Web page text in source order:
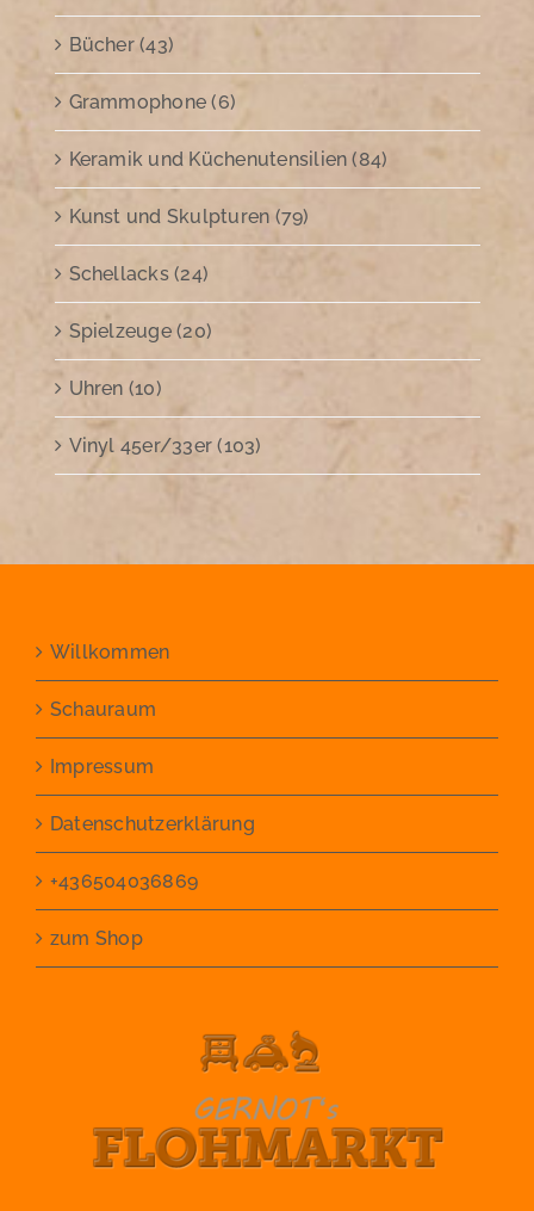
Bücher (43)
Grammophone (6)
Keramik und Küchenutensilien (84)
Kunst und Skulpturen (79)
Schellacks (24)
Spielzeuge (20)
Uhren (10)
Vinyl 45er/33er (103)
Willkommen
Schauraum
Impressum
Datenschutzerklärung
+436504036869
zum Shop